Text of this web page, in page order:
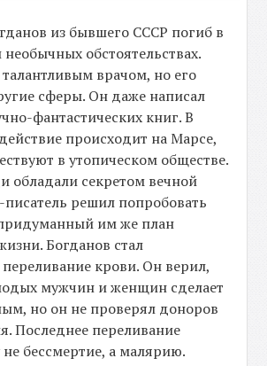
из бывшего СССР погиб в
обстоятельствах.
врачом, но его
сферы. Он даже написал
фантастических книг. В
происходит на Марсе,
в утопическом обществе.
обладали секретом вечной
решил попробовать
им же план
Богданов стал
крови. Он верил,
мужчин и женщин сделает
но он не проверял доноров
Последнее переливание
бессмертие, а малярию.